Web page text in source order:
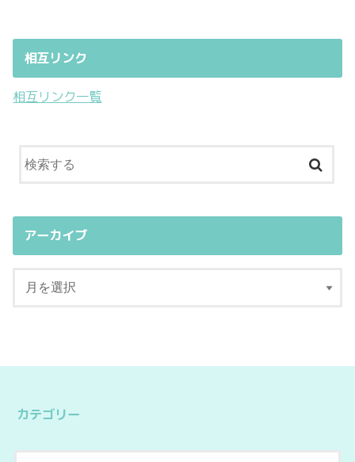
相互リンク
相互リンク一覧
アーカイブ
カテゴリー